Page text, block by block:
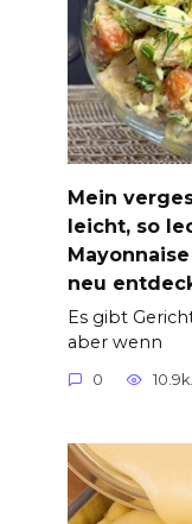
Mein
leicht, so
neu
Es gibt
aber wenn
0 10.9k.